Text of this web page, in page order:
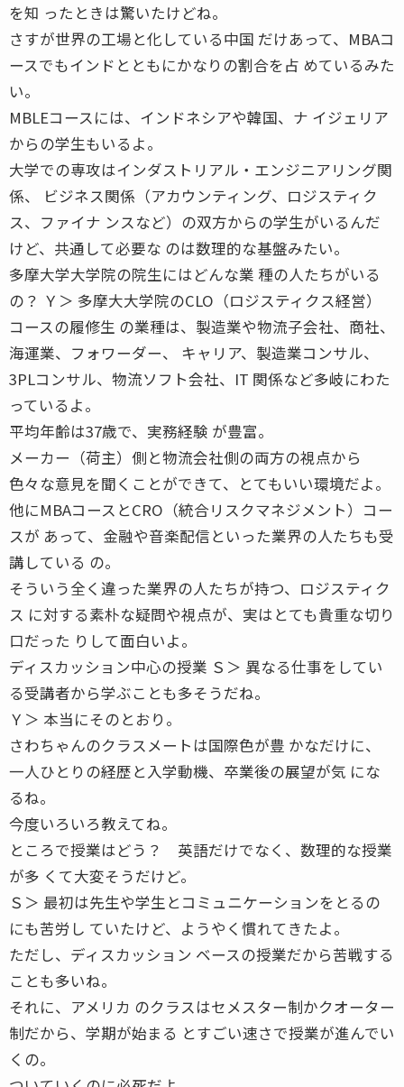
を知 ったときは驚いたけどね。
さすが世界の工場と化している中国 だけあって、MBAコ
ースでもインドとともにかなりの割合を占 めているみた
い。
MBLEコースには、インドネシアや韓国、ナ イジェリア
からの学生もいるよ。
大学での専攻はインダストリアル・エンジニアリング関
係、 ビジネス関係（アカウンティング、ロジスティク
ス、ファイナ ンスなど）の双方からの学生がいるんだ
けど、共通して必要な のは数理的な基盤みたい。
多摩大学大学院の院生にはどんな業 種の人たちがいる
の？ Ｙ＞ 多摩大大学院のCLO（ロジスティクス経営）
コースの履修生 の業種は、製造業や物流子会社、商社、
海運業、フォワーダー、 キャリア、製造業コンサル、
3PLコンサル、物流ソフト会社、IT 関係など多岐にわた
っているよ。
平均年齢は37歳で、実務経験 が豊富。
メーカー（荷主）側と物流会社側の両方の視点から
色々な意見を聞くことができて、とてもいい環境だよ。
他にMBAコースとCRO（統合リスクマネジメント）コー
スが あって、金融や音楽配信といった業界の人たちも受
講している の。
そういう全く違った業界の人たちが持つ、ロジスティク
ス に対する素朴な疑問や視点が、実はとても貴重な切り
口だった りして面白いよ。
ディスカッション中心の授業 Ｓ＞ 異なる仕事をしてい
る受講者から学ぶことも多そうだね。
Ｙ＞ 本当にそのとおり。
さわちゃんのクラスメートは国際色が豊 かなだけに、
一人ひとりの経歴と入学動機、卒業後の展望が気 にな
るね。
今度いろいろ教えてね。
ところで授業はどう？ 英語だけでなく、数理的な授業
が多 くて大変そうだけど。
Ｓ＞ 最初は先生や学生とコミュニケーションをとるの
にも苦労し ていたけど、ようやく慣れてきたよ。
ただし、ディスカッション ベースの授業だから苦戦する
ことも多いね。
それに、アメリカ のクラスはセメスター制かクオーター
制だから、学期が始まる とすごい速さで授業が進んでい
くの。